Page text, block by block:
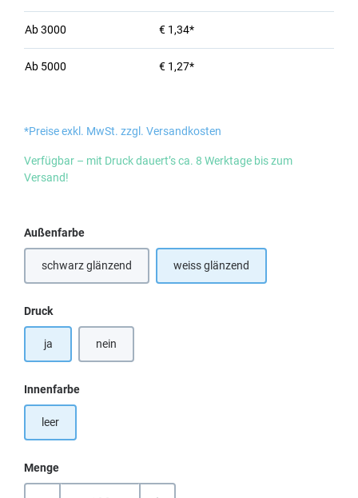
Ab3000 € 1,34*
Ab 5000 € 1,27*
*Preise exkl. MwSt. zzgl. Versandkosten
Verfügbar – mit Druck dauert’s ca. 8 Werktage bis zum
Versand!
Außenfarbeauswählen
schwarz glänzend weiss glänzend
Druckauswählen
ja nein
Innenfarbeauswählen
leer
Menge